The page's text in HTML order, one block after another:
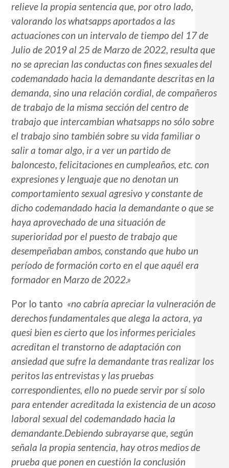
relieve la propia sentencia que, por otro lado,
valorando los whatsapps aportados a las
actuaciones con un intervalo de tiempo del 17 de
Julio de 2019 al 25 de Marzo de 2022, resulta que
no se aprecian las conductas con fines sexuales del
codemandado hacia la demandante descritas en la
demanda, sino una relación cordial, de compañeros
de trabajo de la misma sección del centro de
trabajo que intercambian whatsapps no sólo sobre
el trabajo sino también sobre su vida familiar o
salir a tomar algo, ir a ver un partido de
baloncesto, felicitaciones en cumpleaños, etc. con
expresiones y lenguaje que no denotan un
comportamiento sexual agresivo y constante de
dicho codemandado hacia la demandante o que se
haya aprovechado de una situación de
superioridad por el puesto de trabajo que
desempeñaban ambos, constando que hubo un
período de formación corto en el que aquél era
formador en Marzo de 2022.»
Por lo tanto «no cabría apreciar la vulneración de
derechos fundamentales que alega la actora, ya
quesi bien es cierto que los informes periciales
acreditan el transtorno de adaptación con
ansiedad que sufre la demandante tras realizar los
peritos las entrevistas y las pruebas
correspondientes, ello no puede servir por sí solo
para entender acreditada la existencia de un acoso
laboral sexual del codemandado hacia la
demandante.Debiendo subrayarse que, según
señala la propia sentencia, hay otros medios de
prueba que ponen en cuestión la conclusión